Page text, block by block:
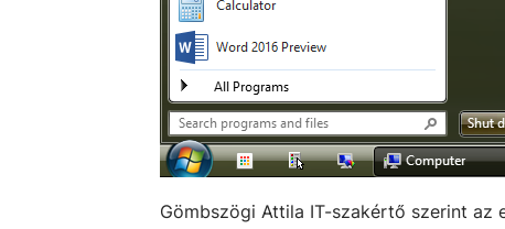
Gömbszögi Attila IT-szakértő szerint